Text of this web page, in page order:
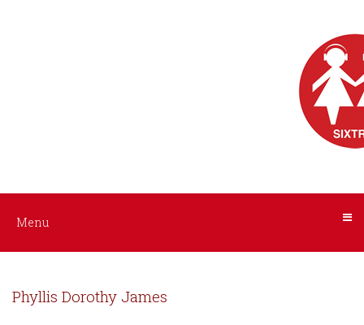
Menu
NOS
AUDIO
livres
Littérature
/
Phyllis Dorothy James